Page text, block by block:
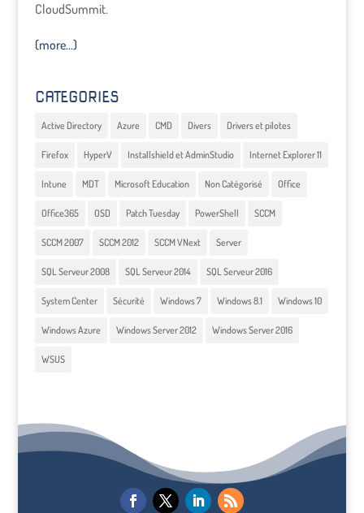
CloudSummit.
(more…)
CATEGORIES
Active Directory Azure CMD Divers Drivers et pilotes
Firefox HyperV Installshield et AdminStudio Internet Explorer 11
Intune MDT Microsoft Education Non Catégorisé Office
Office365 OSD Patch Tuesday PowerShell SCCM
SCCM 2007 SCCM 2012 SCCM VNext Server
SQL Serveur 2008 SQL Serveur 2014 SQL Serveur 2016
System Center Sécurité Windows 7 Windows 8.1 Windows 10
Windows Azure Windows Server 2012 Windows Server 2016
WSUS